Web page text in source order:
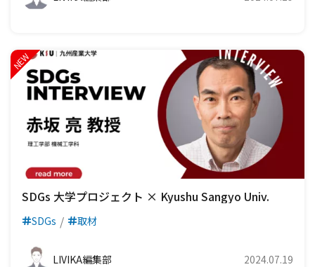
SDGs 大学プロジェクト × Kyushu Sangyo Univ.
SDGs 取材
LIVIKA編集部 2024.07.19